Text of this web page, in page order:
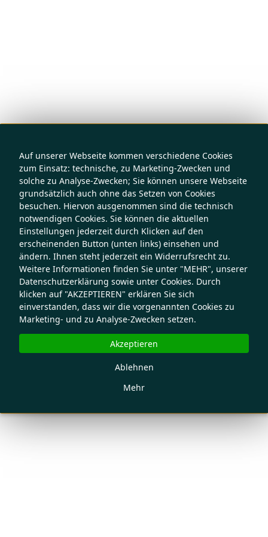
Auf unserer Webseite kommen verschiedene Cookies
zum Einsatz: technische, zu Marketing-Zwecken und
solche zu Analyse-Zwecken; Sie können unsere Webseite
grundsätzlich auch ohne das Setzen von Cookies
besuchen. Hiervon ausgenommen sind die technisch
notwendigen Cookies. Sie können die aktuellen
Einstellungen jederzeit durch Klicken auf den
erscheinenden Button (unten links) einsehen und
ändern. Ihnen steht jederzeit ein Widerrufsrecht zu.
Weitere Informationen finden Sie unter "MEHR", unserer
Datenschutzerklärung sowie unter Cookies. Durch
klicken auf "AKZEPTIEREN" erklären Sie sich
einverstanden, dass wir die vorgenannten Cookies zu
Marketing- und zu Analyse-Zwecken setzen.
Mehr
Ablehnen
Akzeptieren